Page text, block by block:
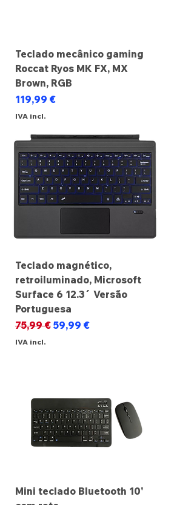
Teclado mecânico gaming
Roccat Ryos MK FX, MX
Brown, RGB
Preço
119,99 €
IVA incl.
Teclado magnético,
retroiluminado, Microsoft
Surface 6 12.3´ Versão
Portuguesa
Preço normal
75,99 € Preço promocional
59,99 €
IVA incl.
Mini teclado Bluetooth 10'